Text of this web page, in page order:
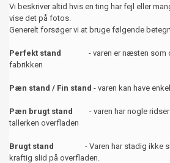
Vi beskriver altid hvis en ting har fejl eller
vise det på fotos.
Generelt forsøger vi at bruge følgende
Perfekt stand - varen er næsten som
fabrikken
Pæn stand / Fin stand - varen kan have
Pæn brugt stand
- varen har nogle ridser
tallerken overfladen
Brugt stand
- Varen har stadig ikke
kraftig slid på overfladen.